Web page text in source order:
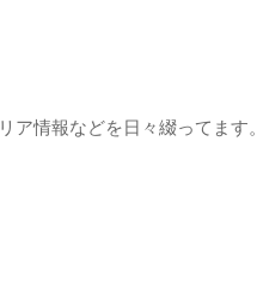
情報などを日々綴ってます。